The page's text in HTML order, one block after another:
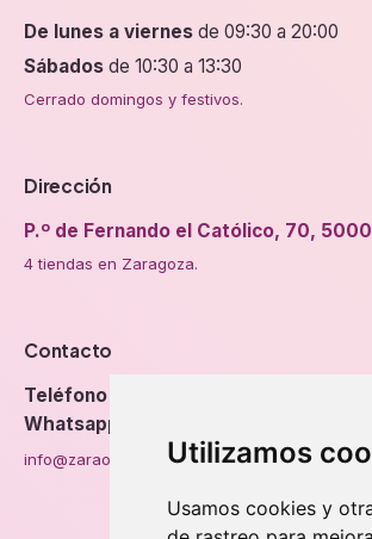
Utilizamos
Usamos cookies y
De lunes a viernes de 09:30 a 20:00
Sábados de 10:30 a 13:30
Cerrado domingos y festivos.
Dirección
P.º de Fernando el Católico, 70,
4 tiendas en Zaragoza.
Contacto
Teléfono
Whatsapp
info@zaraorto.com